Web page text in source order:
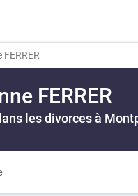
FERRER
les divorces à